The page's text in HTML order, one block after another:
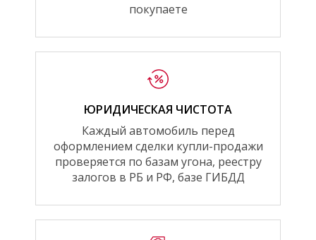
покупаете
ЮРИДИЧЕСКАЯ ЧИСТОТА
Каждый автомобиль перед
оформлением сделки купли-продажи
проверяется по базам угона, реестру
залогов в РБ и РФ, базе ГИБДД